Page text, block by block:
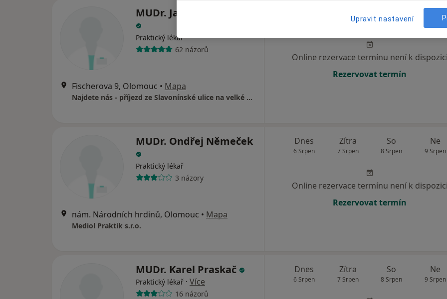
MUDr. Jana Bomberová
Praktický lékař
62 názorů
Fischerova 9, Olomouc • Mapa
Najdete nás - příjezd ze Slavonínské ulice na velké parkoviště, autobus MHD č. 16, zastávka Slavonínská
7 Srpen 8 Srpen 9 Srpen
Online rezervace termínu není k dispozici
Rezervovat termín
MUDr. Ondřej Němeček
Praktický lékař
3 názory
nám. Národních hrdinů, Olomouc • Mapa
Mediol Praktik s.r.o.
Dnes
6 Srpen
Zítra
7 Srpen
So
8 Srpen
Ne
9 Srpen
Online rezervace termínu není k dispozici
Rezervovat termín
MUDr. Karel Praskač
Praktický lékař · Více
16 názorů
Dnes
6 Srpen
Zítra
7 Srpen
So
8 Srpen
Ne
9 Srpen
Upravit nastavení